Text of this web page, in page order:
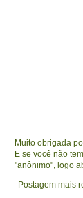
Muito obrigada
E se você não
"anônimo", logo
Postagem mais